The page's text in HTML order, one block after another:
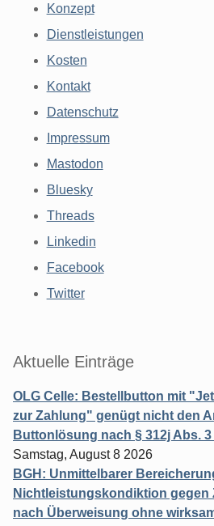
Konzept
Dienstleistungen
Kosten
Kontakt
Datenschutz
Impressum
Mastodon
Bluesky
Threads
Linkedin
Facebook
Twitter
Aktuelle Einträge
OLG Celle: Bestellbutton mit
zur Zahlung" genügt nicht den
Buttonlösung nach § 312j Abs. 3
Samstag, August 8 2026
BGH: Unmittelbarer
Nichtleistungskondiktion gegen
nach Überweisung ohne